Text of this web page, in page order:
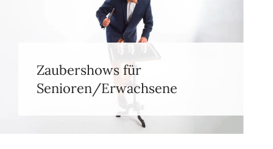
Zaubershows für
Senioren/Erwachsene